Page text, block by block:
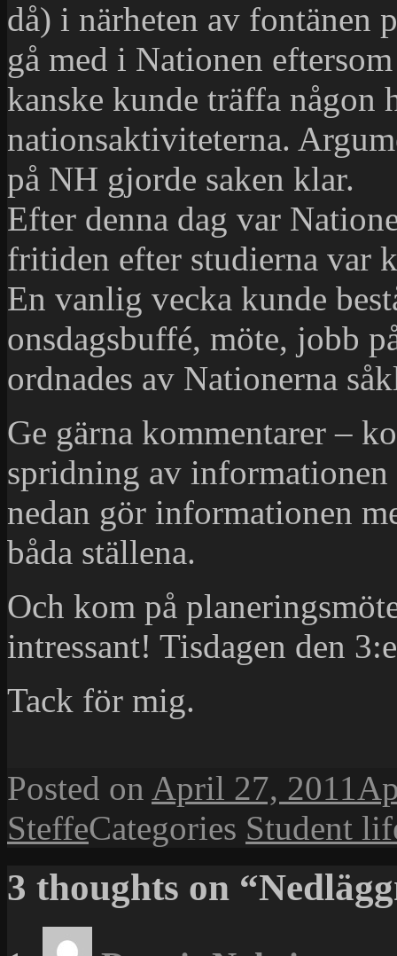
då) i närheten av fontänen
gå med i Nationen
kanske kunde träffa någon
nationsaktiviteterna.
på NH gjorde saken klar.
Efter denna dag var
fritiden efter studierna var
En vanlig vecka kunde
onsdagsbuffé, möte, jobb
ordnades av Nationerna
Ge gärna kommentarer –
spridning av
nedan gör informationen
båda ställena.
Och kom på
intressant! Tisdagen den
Tack för mig.
Posted on April 27, 2011
SteffeCategories Student
3 thoughts on